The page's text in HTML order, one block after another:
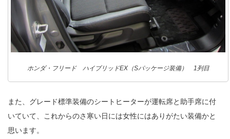
ホンダ・フリード ハイブリッドEX（Sパッケージ装備） 1列目
また、グレード標準装備のシートヒーターが運転席と助手席に付
いていて、これからのさ寒い日には女性にはありがたい装備かと
思います。